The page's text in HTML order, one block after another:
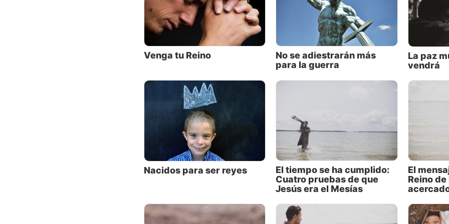
Reino de Dios!
Hay muchas escrituras que reafirman este hecho. Por
9:35 dice: “Recorría Jesús todas las ciudades y aldeas,
las sinagogas de ellos, y predicando el evangelio del reino, y
toda enfermedad y toda dolencia en el pueblo”.
En una ocasión de su ministerio, Jesús estaba a punto de
una zona donde había estado predicando durante algún tiempo.
personas de esa zona trataron de persuadirlo para que no se
(Lucas 4:42). La respuesta de Jesús fue: “Es necesario que
otras ciudades anuncie el evangelio del reino de Dios; porque
esto he sido enviado” (v. 43).
Dejemos que esto se decante.
Jesucristo dijo que uno de sus propósitos principales al venir a
Tierra era predicar acerca del Reino de Dios. Ese era su
Ese era su mensaje. Ese era su propósito. Eso fue lo que lo
Venga tu Reino
No se adiestrarán más
para la guerra
La paz
vendrá
Nacidos para ser reyes
El tiempo se ha cumplido:
Cuatro pruebas de que
Jesús era el Mesías
El
Reino de